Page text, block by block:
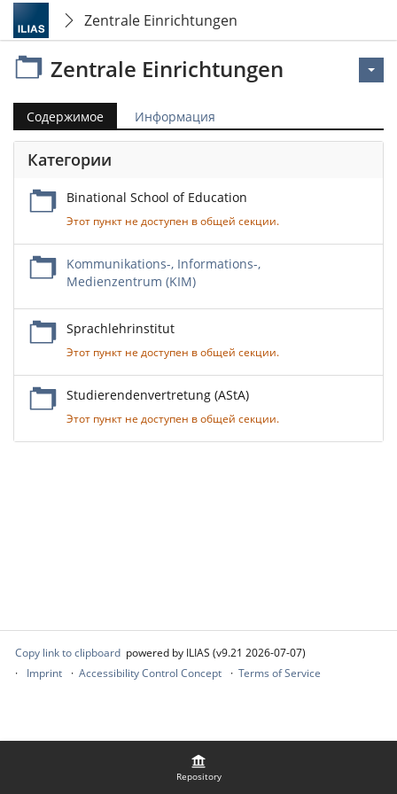
Zentrale Einrichtungen
Repository
Zentrale Einrichtungen
Содержимое Информация
Категории
Binational School of Education
Этот пункт не доступен в общей секции.
Kommunikations-, Informations-,
Medienzentrum (KIM)
Sprachlehrinstitut
Этот пункт не доступен в общей секции.
Studierendenvertretung (AStA)
Этот пункт не доступен в общей секции.
Copy link to clipboard powered by ILIAS (v9.21 2026-07-07)
Imprint
Accessibility Control Concept Terms of Service